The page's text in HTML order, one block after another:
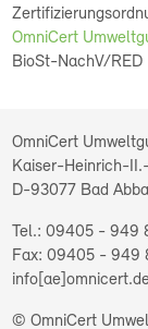
OmniCert
BioSt-NachV/RED
OmniCert
Kaiser-Heinrich-
D-93077 Bad
09405 - 949
09405 - 949
© OmniCert